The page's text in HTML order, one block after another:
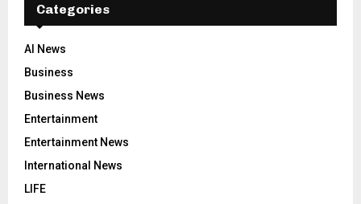
Categories
AI News
Business
Business News
Entertainment
Entertainment News
International News
LIFE